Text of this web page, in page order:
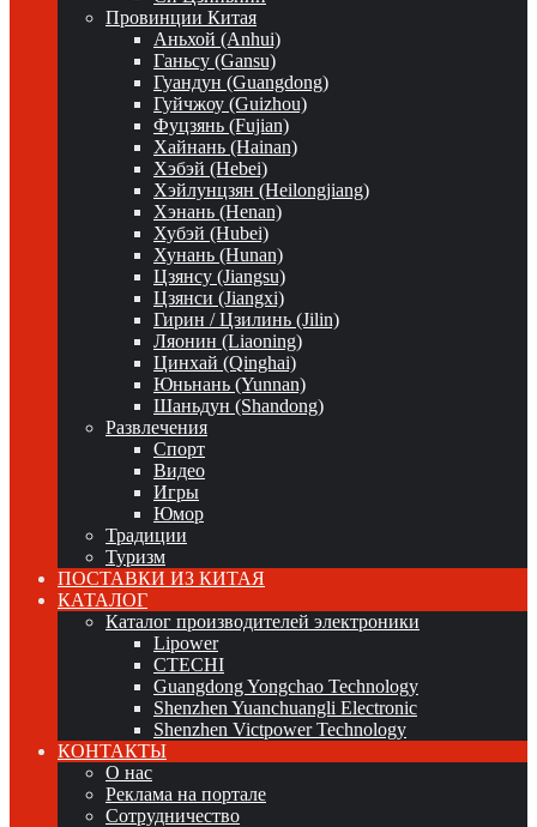
Провинции Китая
Аньхой (Anhui)
Ганьсу (Gansu)
Гуандун (Guangdong)
Гуйчжоу (Guizhou)
Фуцзянь (Fujian)
Хайнань (Hainan)
Хэбэй (Hebei)
Хэйлунцзян (Heilongjiang)
Хэнань (Henan)
Хубэй (Hubei)
Хунань (Hunan)
Цзянсу (Jiangsu)
Цзянси (Jiangxi)
Гирин / Цзилинь (Jilin)
Ляонин (Liaoning)
Цинхай (Qinghai)
Юньнань (Yunnan)
Шаньдун (Shandong)
Развлечения
Спорт
Видео
Игры
Юмор
Традиции
Туризм
ПОСТАВКИ ИЗ КИТАЯ
КАТАЛОГ
Каталог производителей электроники
Lipower
CTECHI
Guangdong Yongchao Technology
Shenzhen Yuanchuangli Electronic
Shenzhen Victpower Technology
КОНТАКТЫ
О нас
Реклама на портале
Сотрудничество